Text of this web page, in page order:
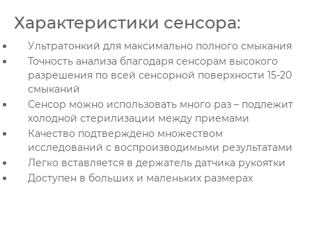
Характеристики сенсора:
Ультратонкий для максимально полного смыкания
Точность анализа благодаря сенсорам высокого
разрешения по всей сенсорной поверхности 15-20
смыканий
Сенсор можно использовать много раз – подлежит
холодной стерилизации между приемами
Качество подтверждено множеством
исследований с воспроизводимыми результатами
Легко вставляется в держатель датчика рукоятки
Доступен в больших и маленьких размерах